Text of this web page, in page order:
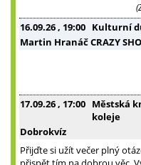
16.09.26 , 19:00 Kulturní
Martin Hranáč CRAZY
17.09.26 , 17:00 Městská
koleje
Dobrokvíz
Přijďte si užít večer plný